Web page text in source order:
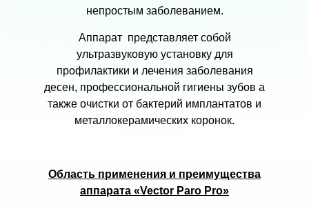
непростым заболеванием.
Аппарат представляет собой
ультразвуковую установку для
профилактики и лечения заболевания
десен, профессиональной гигиены зубов а
также очистки от бактерий имплантатов и
металлокерамических коронок.
Область применения и преимущества
аппарата «Vector Paro Pro»